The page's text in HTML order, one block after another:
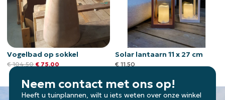
Vogelbad op sokkel
€104,50 € 75,00
Solar lantaarn 11 x 27 cm
€ 11,50
Neem contact met ons op!
Heeft u tuinplannen, wilt u iets weten over onze winkel